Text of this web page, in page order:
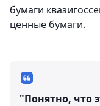
бумаги
ценные бумаги.
"Понятно, что